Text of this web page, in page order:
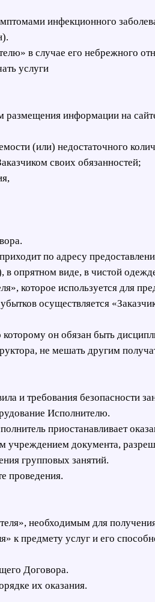
инфекционного
в случае его небрежного
услуги
размещения информации на
(или) недостаточного
своих обязанностей;
по адресу
опрятном виде, в чистой
которое используется для
осуществляется
он обязан быть
не мешать другим
и требования безопасности
Исполнителю.
приостанавливает
учреждением документа,
групповых занятий.
проведения.
необходимым для
к предмету услуг и его
Договора.
их оказания.